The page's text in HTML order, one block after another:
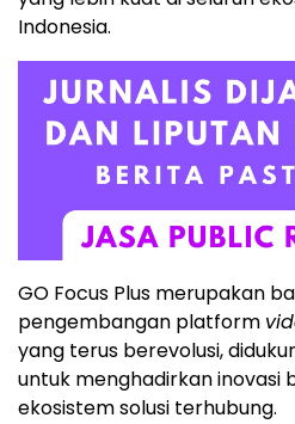
Indonesia.
GO Focus Plus merupakan
pengembangan platform
yang terus berevolusi,
untuk menghadirkan inovasi
ekosistem solusi terhubung.